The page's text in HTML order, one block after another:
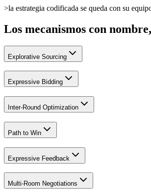
>la estrategia codificada se queda con su
Los mecanismos con
Explorative Sourcing
Expressive Bidding
Inter-Round Optimization
Path to Win
Expressive Feedback
Multi-Room Negotiations